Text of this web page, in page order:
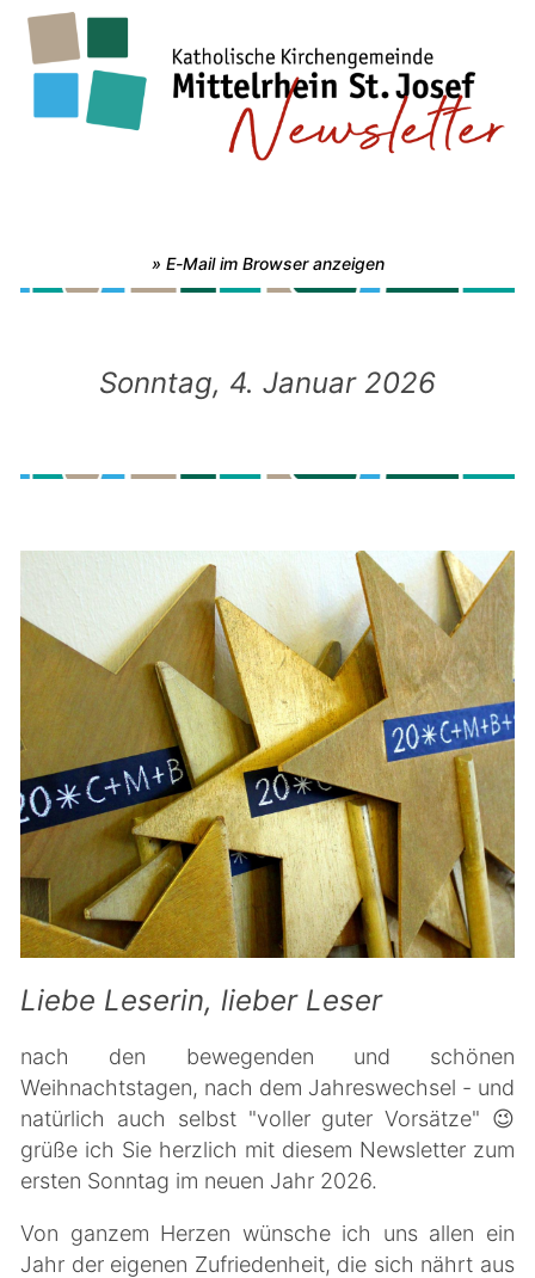
» E-Mail im Browser anzeigen
Sonntag, 4. Januar 2026
Liebe Leserin, lieber Leser
nach den bewegenden und schönen
Weihnachtstagen, nach dem Jahreswechsel - und
natürlich auch selbst "voller guter Vorsätze" 😉
grüße ich Sie herzlich mit diesem Newsletter zum
ersten Sonntag im neuen Jahr 2026.
Von ganzem Herzen wünsche ich uns allen ein
Jahr der eigenen Zufriedenheit, die sich nährt aus